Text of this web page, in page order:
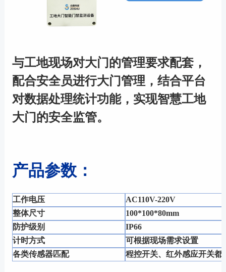
与工地现场对大门的管理要求配套，
配合安全员进行大门管理，结合平台
对数据处理统计功能，实现智慧工地
大门的安全监管。
产品参数：
工作电压
AC110V-220V
整体尺寸
100*100*80mm
防护级别
IP66
计时方式
可根据现场需求设置
各类传感器匹配
程控开关、红外感应开关都